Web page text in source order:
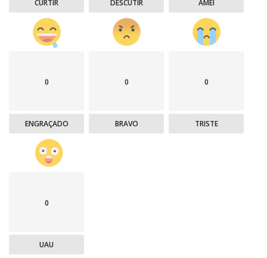
CURTIR DESCUTIR AMEI
0
ENGRAÇADO
0
BRAVO
0
TRISTE
0
UAU